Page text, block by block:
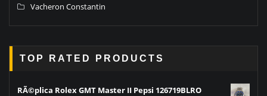
Vacheron Constantin
TOP RATED PRODUCTS
RÃ©plica Rolex GMT Master II Pepsi 126719BLRO